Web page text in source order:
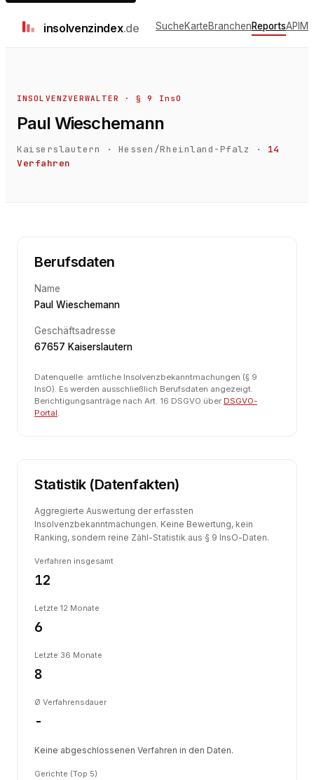
insolvenzindex.de SucheKarteBranchenReportsAPI
INSOLVENZVERWALTER · § 9 InsO
Paul Wieschemann
Kaiserslautern · Hessen/Rheinland-Pfalz ·
14
Verfahren
Berufsdaten
Name
Paul Wieschemann
Geschäftsadresse
67657 Kaiserslautern
Datenquelle: amtliche Insolvenzbekanntmachungen (§ 9
InsO). Es werden ausschließlich Berufsdaten angezeigt.
Berichtigungsanträge nach Art. 16 DSGVO über DSGVO-
Portal.
Statistik (Datenfakten)
Aggregierte Auswertung der erfassten
Insolvenzbekanntmachungen. Keine Bewertung, kein
Ranking, sondern reine Zähl-Statistik aus § 9 InsO-Daten.
Verfahren insgesamt
12
Letzte 12 Monate
6
Letzte 36 Monate
8
Ø Verfahrensdauer
-
Keine abgeschlossenen Verfahren in den Daten.
Gerichte (Top 5)